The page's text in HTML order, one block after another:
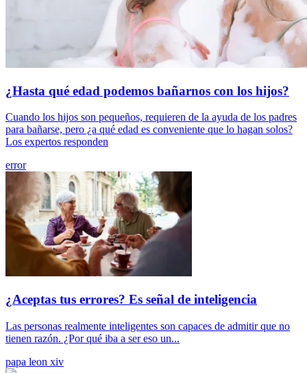
¿Hasta qué edad podemos bañarnos con los hijos?
Cuando los hijos son pequeños, requieren de la ayuda de los padres
para bañarse, pero ¿a qué edad es conveniente que lo hagan solos?
Los expertos responden
error
¿Aceptas tus errores? Es señal de inteligencia
Las personas realmente inteligentes son capaces de admitir que no
tienen razón. ¿Por qué iba a ser eso un...
papa leon xiv